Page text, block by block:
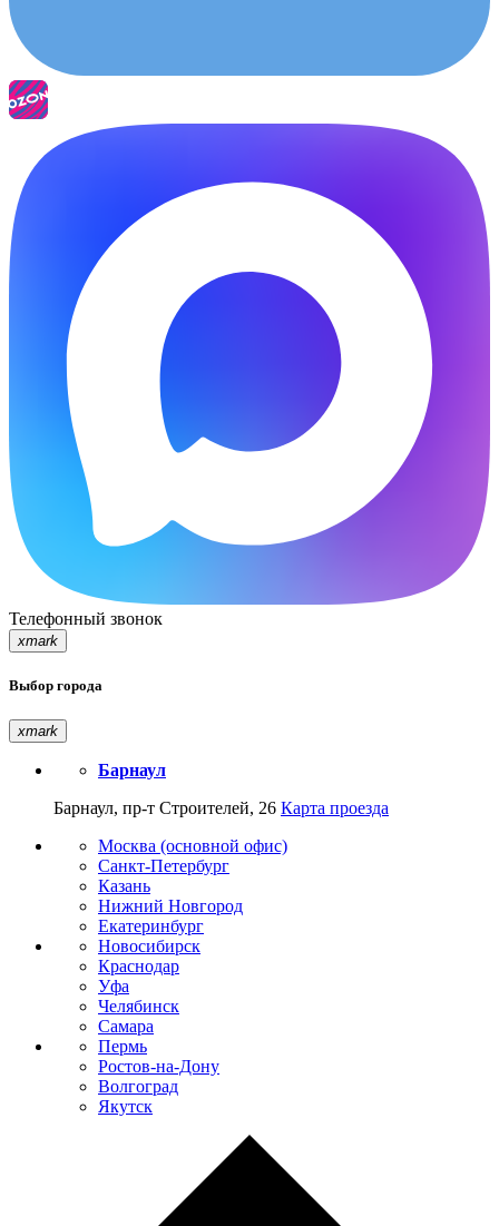
Телефонный звонок
xmark
Выбор города
xmark
Барнаул
Барнаул, пр-т Строителей, 26 Карта проезда
Москва (основной офис)
Санкт-Петербург
Казань
Нижний Новгород
Екатеринбург
Новосибирск
Краснодар
Уфа
Челябинск
Самара
Пермь
Ростов-на-Дону
Волгоград
Якутск